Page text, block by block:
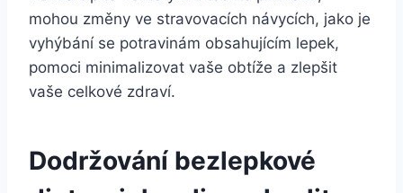
mohou změny ve stravovacích návycích, jako je
vyhýbání se potravinám obsahujícím lepek,
pomoci minimalizovat vaše obtíže a zlepšit
vaše celkové zdraví.
Dodržování bezlepkové